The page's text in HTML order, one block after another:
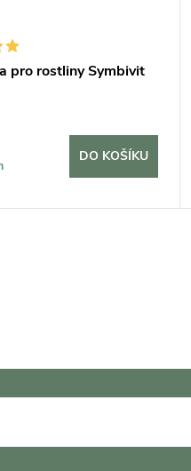
pro rostliny Symbivit
DO KOŠÍKU